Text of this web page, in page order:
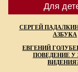
Для
СЕРГЕЙ
АЗБУКА
ЕВГЕНИЙ
ПОВЕДЕНИЕ У